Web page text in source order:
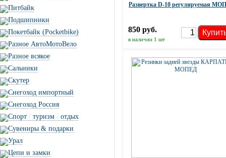
Питбайк
Подшипники
Покетбайк (Pocketbike)
Разное АвтоМотоВело
Разное всякое
Сальники
Скутер
Снегоход импортный
Снегоход Россия
Спорт / туризм / отдых
Сувениры & подарки
Урал
Цепи и замки
Развертка D-10 регулируемая
850 руб.
в наличии 1 шт